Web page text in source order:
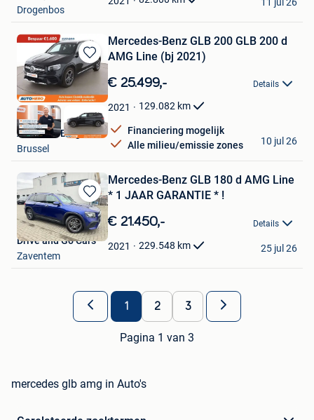
Drogenbos
Bewaren
in
Mijn
Favorieten
Mercedes-Benz GLB 200 GLB 200 d
AMG Line (bj 2021)
€ 25.499,- Details
2021 129.082 km
Financiering mogelijk
Alle milieu/emissie zones
Autohero België
Brussel
10 jul 26
Bewaren
in
Mijn
Favorieten
Mercedes-Benz GLB 180 d AMG Line
* 1 JAAR GARANTIE * !
€ 21.450,- Details
2021 229.548 km
Drive and Go Cars
Zaventem
25 jul 26
1 2 3
Pagina 1 van 3
mercedes glb amg in Auto's